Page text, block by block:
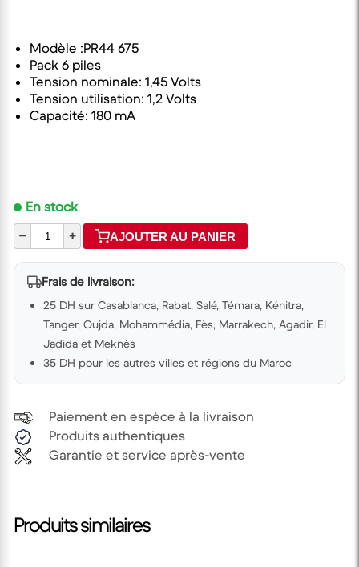
Modèle :PR44 675
Pack 6 piles
Tension nominale: 1,45 Volts
Tension utilisation: 1,2 Volts
Capacité: 180 mA
En stock
–
+ AJOUTER AU PANIER
Frais de livraison:
25 DH sur Casablanca, Rabat, Salé, Témara, Kénitra,
Tanger, Oujda, Mohammédia, Fès, Marrakech, Agadir, El
Jadida et Meknès
35 DH pour les autres villes et régions du Maroc
Paiement en espèce à la livraison
Produits authentiques
Garantie et service après-vente
Produits similaires